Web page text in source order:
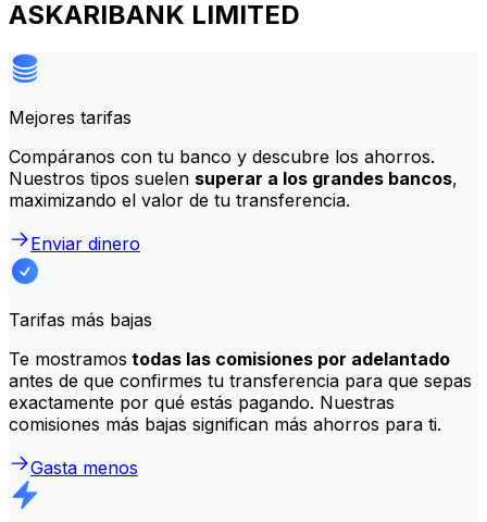
ASKARIBANK LIMITED
Mejores tarifas
Compáranos con tu banco y descubre los ahorros.
Nuestros tipos suelen superar a los grandes bancos,
maximizando el valor de tu transferencia.
Enviar dinero
Tarifas más bajas
Te mostramos todas las comisiones por adelantado
antes de que confirmes tu transferencia para que sepas
exactamente por qué estás pagando. Nuestras
comisiones más bajas significan más ahorros para ti.
Gasta menos